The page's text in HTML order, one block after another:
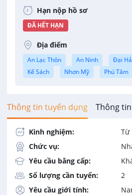
Hạn nộp hồ sơ
ĐÃ HẾT HẠN
Địa điểm
An Lạc Thôn An Ninh Đại
Kế Sách
Nhơn Mỹ Phú Tâm
Thông tin tuyển dụng Thông
Kinh nghiệm:
Từ
Chức vụ:
Yêu cầu bằng cấp:
Số lượng cần tuyển:
2
Yêu cầu giới tính: